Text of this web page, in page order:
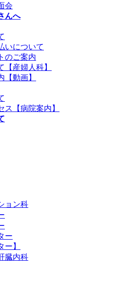
会
んへ
いについて
のご案内
【産婦人科】
【動画】
ス【病院案内】
ョン科
ー
ー】
臓内科